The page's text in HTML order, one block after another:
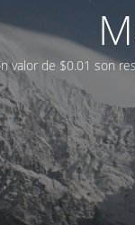
valor de $0.01 son